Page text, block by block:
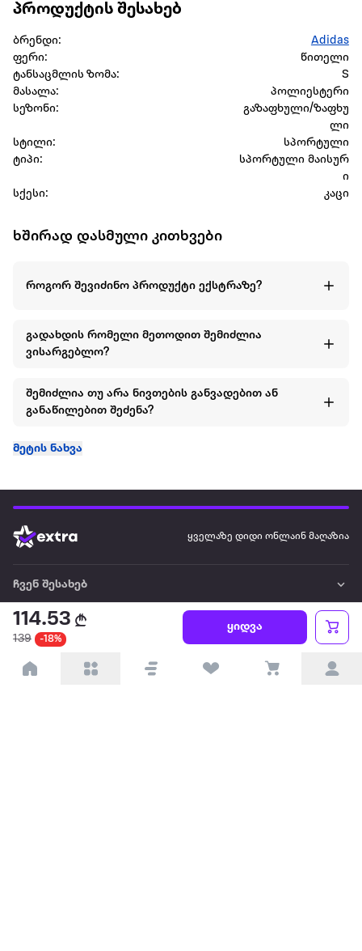
114.53
139 -18%
ყიდვა
პროდუქტის შესახებ
ბრენდი:
Adidas
ფერი:
წითელი
ტანსაცმლის ზომა:
S
მასალა:
პოლიესტერი
სეზონი:
გაზაფხული/ზაფხუ
ლი
სტილი:
სპორტული
ტიპი:
სპორტული მაისურ
ი
სქესი:
კაცი
ხშირად დასმული კითხვები
როგორ შევიძინო პროდუქტი ექსტრაზე?
გადახდის რომელი მეთოდით შემიძლია
ვისარგებლო?
შემიძლია თუ არა ნივთების განვადებით ან
განაწილებით შეძენა?
მეტის ნახვა
ყველაზე დიდი ონლაინ მაღაზია
ჩვენ შესახებ
წესები და პირობები
პარტნიორებისთვის